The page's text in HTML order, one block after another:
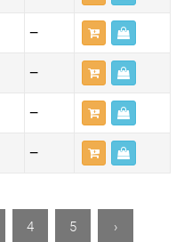
—
—
—
—
4 5 ›